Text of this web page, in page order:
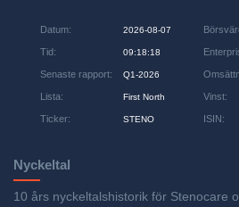
Datum: 2026-08-07
Tid: 09:18:18
Senaste rapport: Q1-2026
Lista: First North
Ticker: STENO
Vinst:
ISIN:
Nyckeltal
10 års nyckeltalshistorik för Stenocare